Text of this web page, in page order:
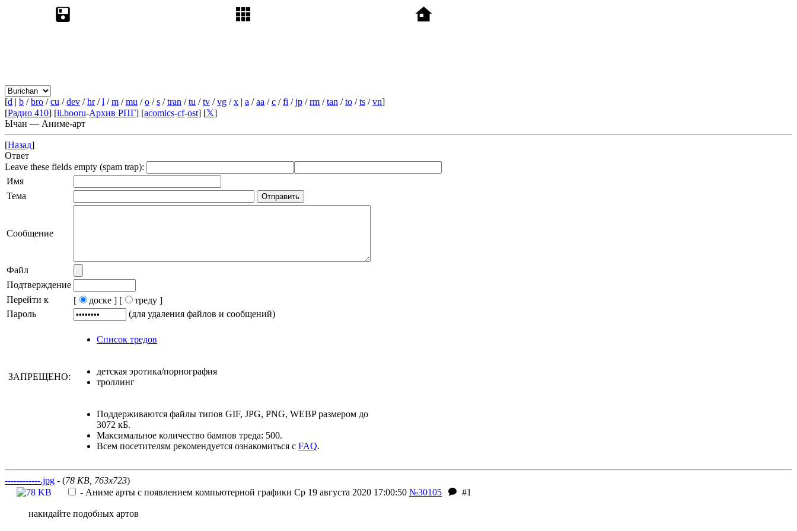
[d | b /bro /cu /dev /hr/l /m /mu /o /s /tran /tu /tv /vg /x | a /aa /c /fi /jp /rm /tan /to /ts /vn]
[Радио 410] [ii.booru-Архив РПГ] [acomics-cf-ost] [𝕏]
Ычан — Аниме-арт
[Назад]
Ответ
Leave these fields empty (spam trap):
Имя
Тема
Сообщение
Файл
Подтверждение
Перейти к
[ доске ] [
треду ]
Пароль
(для удаления файлов и сообщений)
Список тредов
ЗАПРЕЩЕНО:
детская эротика/порнография
троллинг
Поддерживаются файлы типов GIF, JPG, PNG, WEBP размером до
3072 кБ.
Максимальное количество бампов треда: 500.
Всем посетителям рекомендуется ознакомиться с FAQ.
------------.jpg - (78 KB, 763x723)
- Аниме арты с появлением компьютерной графики Ср 19 августа 2020 17:00:50 №30105 #1
накидайте подобных артов